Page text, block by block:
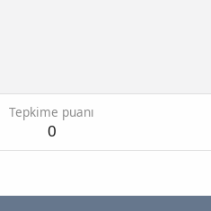
Tepkime puanı
0